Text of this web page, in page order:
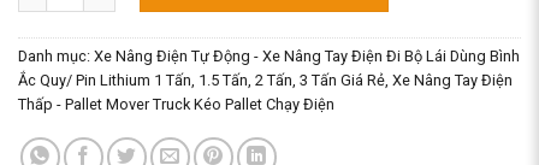
Danh mục: Xe Nâng Điện Tự Động - Xe Nâng Tay Điện Đi Bộ Lái Dùng Bình
Ắc Quy/ Pin Lithium 1 Tấn, 1.5 Tấn, 2 Tấn, 3 Tấn Giá Rẻ Xe Nâng Tay Điện
Thấp - Pallet Mover Truck Kéo Pallet Chạy Điện